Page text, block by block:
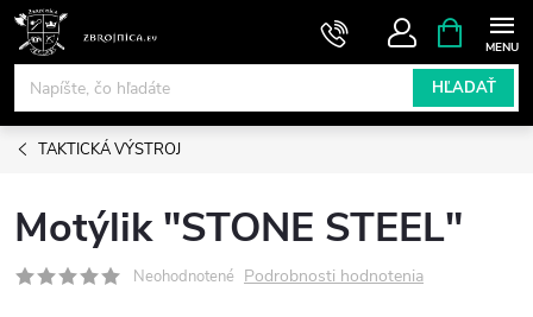
Prejsť
obsah
HĽADAŤ
KOŠÍK
TAKTICKÁ VÝSTROJ
Motýlik "STONE STEEL"
Neohodnotené Podrobnosti hodnotenia